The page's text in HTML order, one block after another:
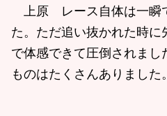
上原 レース自体は一瞬
た。ただ追い抜かれた時に
で体感できて圧倒されまし
ものはたくさんありました。